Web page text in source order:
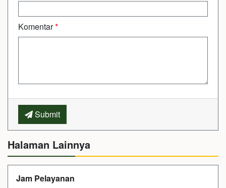
Komentar*
Submit
Halaman Lainnya
Jam Pelayanan